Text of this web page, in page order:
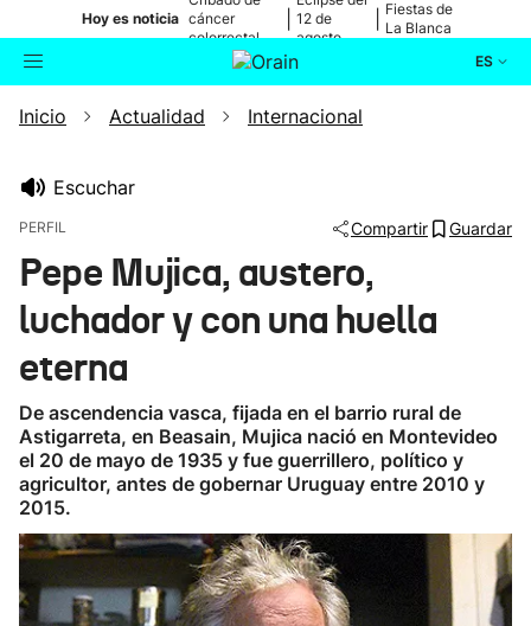
Hoy es noticia cáncer
colorrectal
12 de
agosto
Fiestas de
La Blanca
ES
Buscador Actualidad
Ikusmiran
Inicio Actualidad Internacional
Escuchar
PERFIL Compartir Guardar
Pepe Mujica, austero,
luchador y con una huella
eterna
De ascendencia vasca, fijada en el barrio rural de
Astigarreta, en Beasain, Mujica nació en Montevideo
el 20 de mayo de 1935 y fue guerrillero, político y
agricultor, antes de gobernar Uruguay entre 2010 y
2015.